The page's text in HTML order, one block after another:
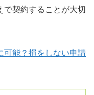
で契約することが大切
可能？損をしない申請